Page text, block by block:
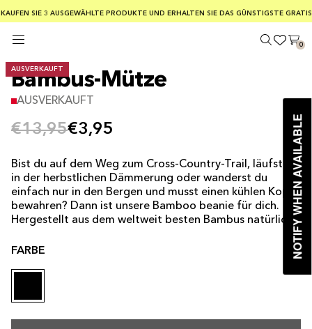
KAUFEN SIE 3 AUSGEWÄHLTE PRODUKTE UND ERHALTEN SIE DAS GÜNSTIGSTE GRATIS
KOSTENLOSER VERSAND BEI BESTELLUNGEN AB 75 €
SICHERE ZAHLUNGEN MIT KLARNA
0
AUSVERKAUFT
Bambus-Mütze
AUSVERKAUFT
€13,95€3,95
Bist du auf dem Weg zum Cross-Country-Trail, läufst du
in der herbstlichen Dämmerung oder wanderst du
einfach nur in den Bergen und musst einen kühlen Kopf
bewahren? Dann ist unsere Bamboo beanie für dich.
Hergestellt aus dem weltweit besten Bambus natürlich!
FARBE NOTIFY WHEN AVAILABLE